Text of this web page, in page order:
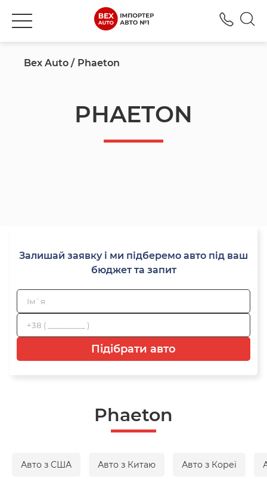
Bex Auto Phaeton
PHAETON
Залишай заявку і ми підберемо авто під ваш
бюджет та запит
Підібрати авто
Phaeton
Авто з США Авто з Китаю Авто з Кореї